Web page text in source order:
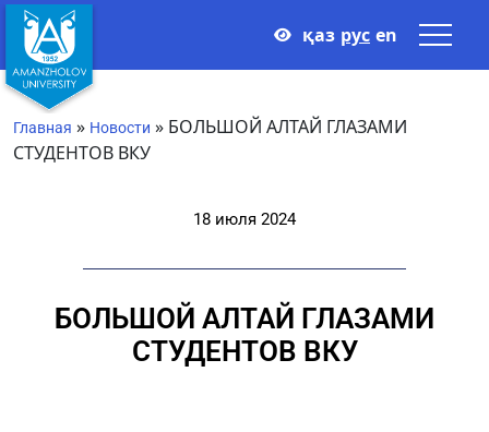
қаз рус en
Главная » Новости » БОЛЬШОЙ АЛТАЙ ГЛАЗАМИ
СТУДЕНТОВ ВКУ
18 июля 2024
БОЛЬШОЙ АЛТАЙ ГЛАЗАМИ
СТУДЕНТОВ ВКУ